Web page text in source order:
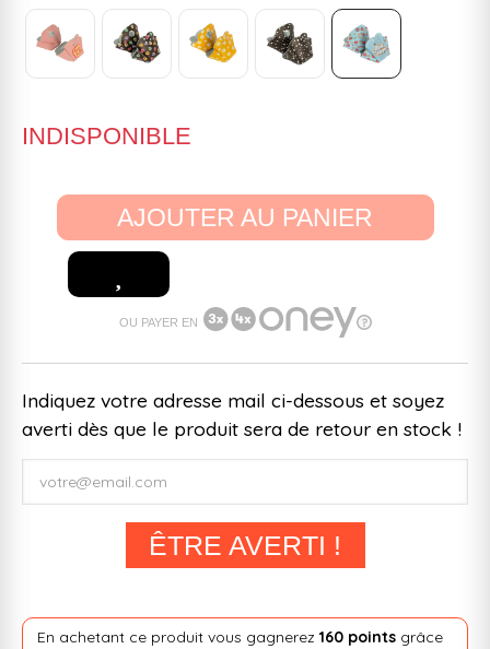
INDISPONIBLE
AJOUTER AU PANIER
OU PAYER EN
Indiquez votre adresse mail ci-dessous et soyez
averti dès que le produit sera de retour en stock !
ÊTRE AVERTI !
En achetant ce produit vous gagnerez 160 pointsgrâce